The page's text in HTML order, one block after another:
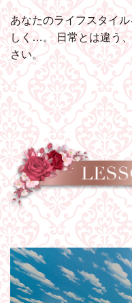
あなたのライフスタイ
しく…。日常とは違う
さい。